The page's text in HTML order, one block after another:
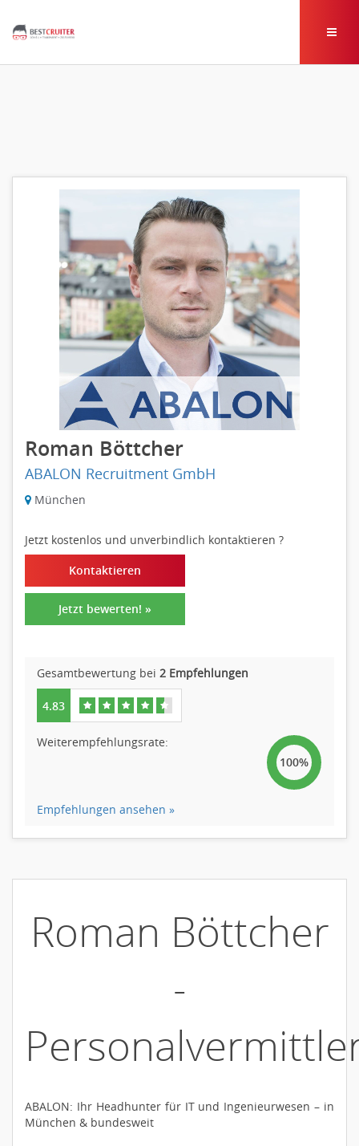
Roman Böttcher
ABALON Recruitment GmbH
München
Jetzt kostenlos und unverbindlich kontaktieren ?
Kontaktieren
Jetzt bewerten! »
Gesamtbewertung bei 2 Empfehlungen
4.83
Weiterempfehlungsrate:
100%
Empfehlungen ansehen »
Roman Böttcher
-
ABALON: Ihr Headhunter für IT und Ingenieurwesen – in
München & bundesweit